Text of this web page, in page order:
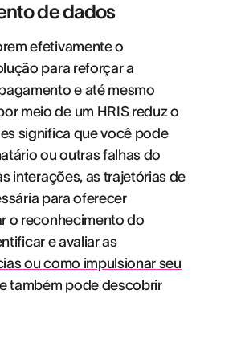
de dados
efetivamente o
para reforçar a
e até mesmo
meio de um HRIS reduz o
significa que você pode
ou outras falhas do
interações, as trajetórias de
para oferecer
o reconhecimento do
e avaliar as
ou como impulsionar seu
também pode descobrir